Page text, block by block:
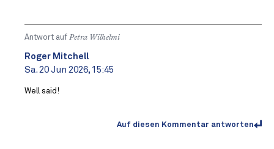
Antwort auf Petra Wilhelmi
Roger Mitchell
Sa. 20 Jun 2026, 15:45
Well said!
Auf diesen Kommentar antworten